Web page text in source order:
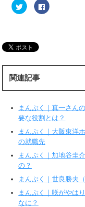
ク
リ
w
i
e
r
で
有
新
し
い
ウ
ン
ド
ウ
開
き
ま
)
F
a
す
ク
ッ
ク
し
て
く
だ
さ
新
し
ィ
ン
ド
ウ
関連記事
まんぷく｜真一さん
要な役割とは？
まんぷく｜大阪東洋
の就職先
まんぷく｜加地谷圭
の？
まんぷく｜世良勝夫
まんぷく｜咲がやは
なに？